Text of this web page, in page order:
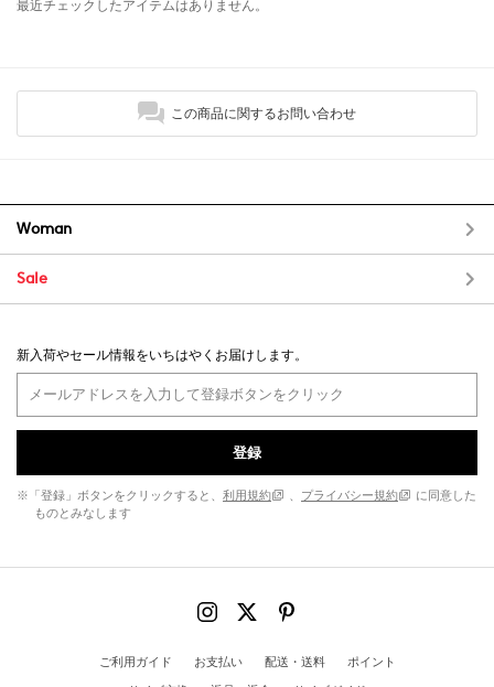
最近チェックしたアイテムはありません。
この商品に関するお問い合わせ
Woman
Sale
新入荷やセール情報をいちはやくお届けします。
登録
※「登録」ボタンをクリックすると、 利用規約 、 プライバシー規約
に同意した
ものとみなします
ご利用ガイド お支払い 配送・送料
ポイント